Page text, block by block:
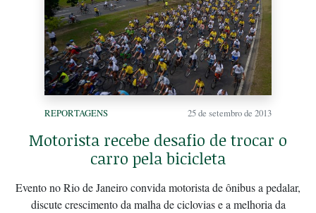
REPORTAGENS 25 de setembro de 2013
Motorista recebe desafio de trocar o
carro pela bicicleta
Evento no Rio de Janeiro convida motorista de ônibus a pedalar,
discute crescimento da malha de ciclovias e a melhoria da